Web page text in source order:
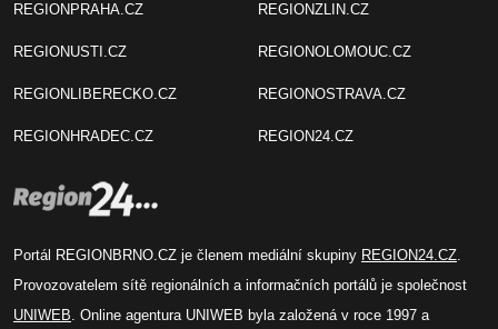
REGIONPRAHA.CZ
REGIONUSTI.CZ
REGIONLIBERECKO.CZ
REGIONHRADEC.CZ
REGIONZLIN.CZ
REGIONOLOMOUC.CZ
REGIONOSTRAVA.CZ
REGION24.CZ
Portál REGIONBRNO.CZ je členem mediální skupiny REGION24.CZ.
Provozovatelem sítě regionálních a informačních portálů je společnost
UNIWEB. Online agentura UNIWEB byla založená v roce 1997 a